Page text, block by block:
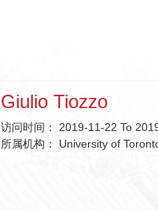
Giulio Tiozzo
访问时间：
2019-11-22 To
所属机构：
University of